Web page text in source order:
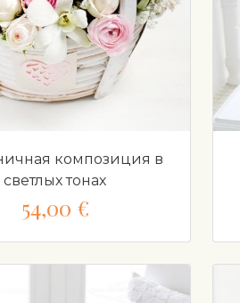
композиция в
светлых тонах
54,00 €